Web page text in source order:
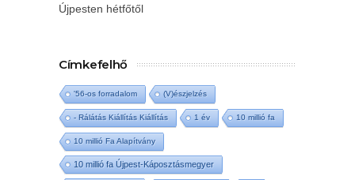
Újpesten hétfőtől
Címkefelhő
'56-os forradalom (V)észjelzés
- Rálátás Kiállítás Kiállítás 1 év 10 millió fa
10 millió Fa Alapítvány
10 millió fa Újpest-Káposztásmegyer